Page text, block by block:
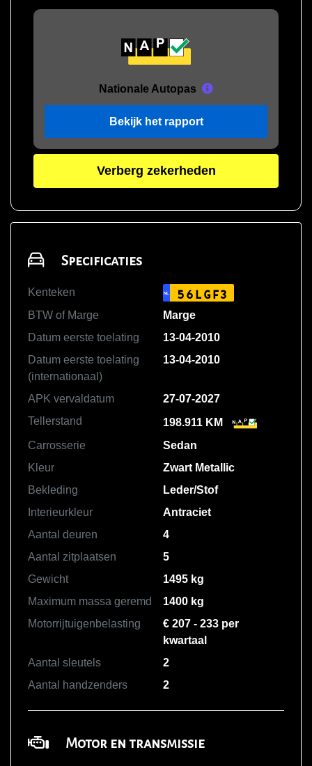
Nationale Autopas
Bekijk het rapport
Verberg zekerheden
Specificaties
Kenteken NL 56LGF3
BTW of Marge
Marge
Datum eerste toelating
13-04-2010
Datum eerste toelating
(internationaal)
13-04-2010
APK vervaldatum
27-07-2027
Tellerstand
198.911 KM
Carrosserie
Sedan
Kleur
Zwart Metallic
Bekleding
Leder/Stof
Interieurkleur
Antraciet
Aantal deuren
4
Aantal zitplaatsen
5
Gewicht
1495 kg
Maximum massa geremd
1400 kg
Motorrijtuigenbelasting
€ 207 - 233 per
kwartaal
Aantal sleutels
2
Aantal handzenders
2
Motor en transmissie